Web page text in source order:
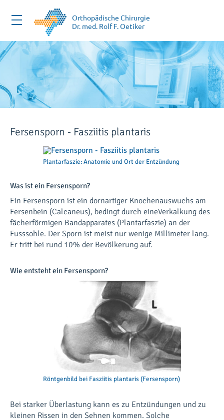
Inhalt
springen
Orthopädische Chirurgie
Dr. med. Rolf F. Oetiker
Fersensporn - Fasziitis plantaris
Plantarfaszie: Anatomie und Ort der Entzündung
Was ist ein Fersensporn?
Ein Fersensporn ist ein dornartiger Knochenauswuchs am
Fersenbein (Calcaneus), bedingt durch eineVerkalkung des
fächerförmigen Bandapparates (Plantarfaszie) an der
Fusssohle. Der Sporn ist meist nur wenige Millimeter lang.
Er tritt bei rund 10% der Bevölkerung auf.
Wie entsteht ein Fersensporn?
Röntgenbild bei Fasziitis plantaris (Fersensporn)
Bei starker Überlastung kann es zu Entzündungen und zu
kleinen Rissen in den Sehnen kommen. Solche